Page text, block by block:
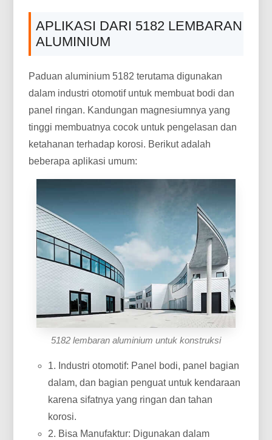
APLIKASI DARI 5182 LEMBARAN
ALUMINIUM
Paduan aluminium 5182 terutama digunakan
dalam industri otomotif untuk membuat bodi dan
panel ringan. Kandungan magnesiumnya yang
tinggi membuatnya cocok untuk pengelasan dan
ketahanan terhadap korosi. Berikut adalah
beberapa aplikasi umum:
5182 lembaran aluminium untuk konstruksi
1. Industri otomotif: Panel bodi, panel bagian
dalam, dan bagian penguat untuk kendaraan
karena sifatnya yang ringan dan tahan
korosi.
2. Bisa Manufaktur: Digunakan dalam